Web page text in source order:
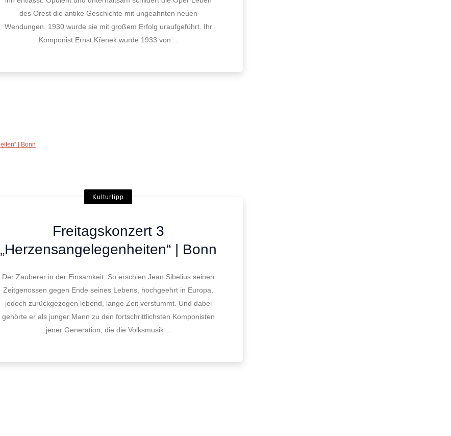
des Orest die antike Geschichte mit ungeahnten neuen
Wendungen. 1930 wurde sie mit großem Erfolg uraufgeführt. Ihr
Komponist Ernst Křenek wurde 1933 von…
Kulturtipp
Freitagskonzert 3
„Herzensangelegenheiten“ | Bonn
Der Zauberer in der Einsamkeit: So erschien Jean Sibelius seinen
Zeitgenossen gegen Ende seines Lebens, hochgeehrt in Europa,
jedoch zurückgezogen lebend, lange Zeit verstummt. Und dabei
gehörte er als junger Mann zu den fortschrittlichsten Komponisten
jener Generation, die die Volksmusik…